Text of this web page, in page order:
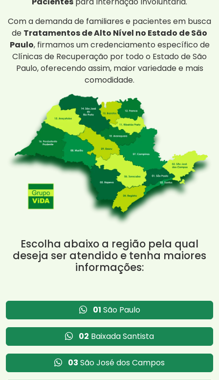
Com a demanda de familiares e pacientes em busca
de Tratamentos de Alto Nível no Estado de São
Paulo, firmamos um credenciamento específico de
Clínicas de Recuperação por todo o Estado de São
Paulo, oferecendo assim, maior variedade e mais
comodidade.
Escolha abaixo a região pela qual
deseja ser atendido e tenha maiores
informações:
01 São Paulo
02 Baixada Santista
03 São José dos Campos